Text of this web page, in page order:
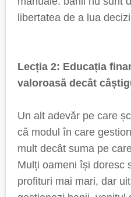
libertatea de a lua
Lecția 2: Educația
valoroasă decât
Un alt adevăr pe care
că modul în care
mult decât suma pe
Mulți oameni își doresc
profituri mai mari, dar